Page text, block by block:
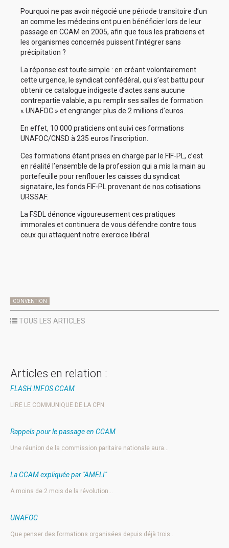
Pourquoi ne pas avoir négocié une période transitoire d’un
an comme les médecins ont pu en bénéficier lors de leur
passage en CCAM en 2005, afin que tous les praticiens et
les organismes concernés puissent l’intégrer sans
précipitation ?
La réponse est toute simple : en créant volontairement
cette urgence, le syndicat confédéral, qui s’est battu pour
obtenir ce catalogue indigeste d’actes sans aucune
contrepartie valable, a pu remplir ses salles de formation
« UNAFOC » et engranger plus de 2 millions d’euros.
En effet, 10 000 praticiens ont suivi ces formations
UNAFOC/CNSD à 235 euros l’inscription.
Ces formations étant prises en charge par le FIF-PL, c’est
en réalité l’ensemble de la profession qui a mis la main au
portefeuille pour renflouer les caisses du syndicat
signataire, les fonds FIF-PL provenant de nos cotisations
URSSAF.
La FSDL dénonce vigoureusement ces pratiques
immorales et continuera de vous défendre contre tous
ceux qui attaquent notre exercice libéral.
CONVENTION
TOUS LES ARTICLES
Articles en relation :
FLASH INFOS CCAM
LIRE LE COMMUNIQUE DE LA CPN
Rappels pour le passage en CCAM
Une réunion de la commission paritaire nationale aura…
La CCAM expliquée par "AMELI"
A moins de 2 mois de la révolution…
UNAFOC
Que penser des formations organisées depuis déjà trois…